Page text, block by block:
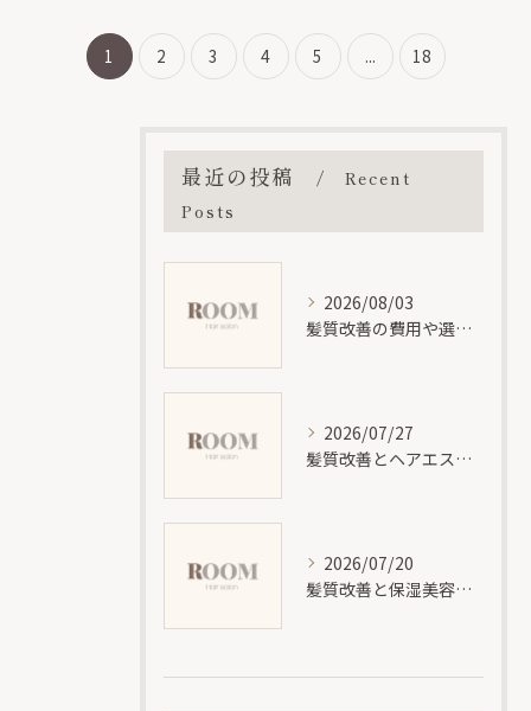
1 2 3 4 5 ... 18
最近の投稿
Recent
Posts
2026/08/03
髪質改善の費用や選び方を位と神奈川県大和市大和南エリアで徹底解説
2026/07/27
髪質改善とヘアエステの効果と違いを分かりやすく徹底解説
2026/07/20
髪質改善と保湿美容液で神奈川県大和市福田で理想の艶髪を叶える方法